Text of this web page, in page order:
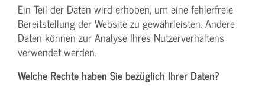
Ein Teil der Daten wird erhoben, um eine fehlerfreie
Bereitstellung der Website zu gewährleisten. Andere
Daten können zur Analyse Ihres Nutzerverhaltens
verwendet werden.
Welche Rechte haben Sie bezüglich Ihrer Daten?